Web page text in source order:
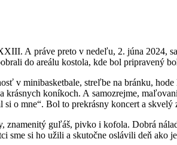
A práve preto v nedeľu, 2. júna 2024,
do areálu kostola, kde bol pripravený
v minibasketbale, streľbe na bránku,
koníkoch. A samozrejme,
o mne“. Bol to prekrásny koncert a skvelý
znamenitý guľáš, pivko i kofola. Dobrá
si ho užili a skutočne oslávili deň ako